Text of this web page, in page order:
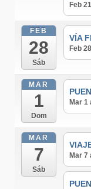
Feb
FEB
28
Sáb
VÍA
Feb
MAR
1
Dom
Mar 1
MAR
7
Sáb
Mar 7